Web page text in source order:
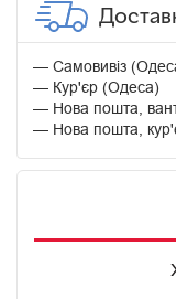
Самовивіз
Кур'єр (Одеса)
Нова пошта,
Нова пошта,